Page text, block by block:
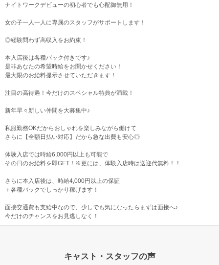
ナイトワークデビューの初心者でも心配御無用！
女の子一人一人に専属のスタッフがサポートします！
◎経験問わず高収入をお約束！
本入店後は各種バック付きです♪
是非あなたの希望時給をお聞かせください！
最大限のお給料提示させていただきます！
注目の高待遇！今だけのスペシャル特典が満載！
新年早々新しい仲間を大募集中♪
私服勤務OKだからおしゃれを楽しみながら働けて
さらに【全額日払い対応】だから急な出費も安心◎
体験入店では時給6,000円以上も可能で
その日のお給料を即GET！※更には、体験入店時は送迎代無料！！
さらに本入店後は、時給4,000円以上の保証
＋各種バックでしっかり稼げます！
面接交通費も支給中なので、少しでも気になったらまずは面接へ♪
今だけのチャンスをお見逃しなく！
キャスト・スタッフの声